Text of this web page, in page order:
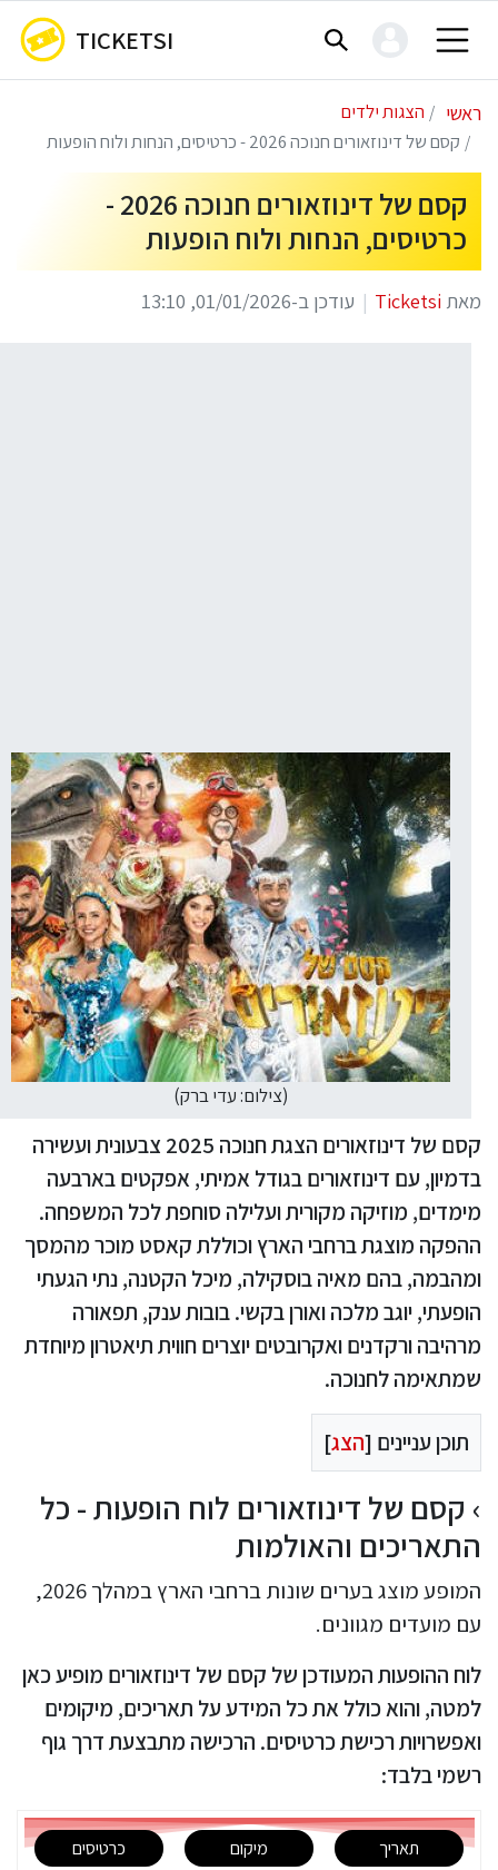
TICKETSI
ראשי
הצגות ילדים
קסם של דינוזאורים חנוכה 2026 - כרטיסים, הנחות ולוח הופעות
קסם של דינוזאורים חנוכה 2026 -
כרטיסים, הנחות ולוח הופעות
מאת Ticketsi עודכן ב-01/01/2026, 13:10
(צילום: עדי ברק)
קסם של דינוזאורים הצגת חנוכה 2025 צבעונית ועשירה
בדמיון, עם דינוזאורים בגודל אמיתי, אפקטים בארבעה
מימדים, מוזיקה מקורית ועלילה סוחפת לכל המשפחה.
ההפקה מוצגת ברחבי הארץ וכוללת קאסט מוכר מהמסך
ומהבמה, בהם מאיה בוסקילה, מיכל הקטנה, נתי הגעתי
הופעתי, יוגב מלכה ואורן בקשי. בובות ענק, תפאורה
מרהיבה ורקדנים ואקרובטים יוצרים חווית תיאטרון מיוחדת
שמתאימה לחנוכה.
תוכן עניינים [הצג]
קסם של דינוזאורים לוח הופעות - כל
התאריכים והאולמות
המופע מוצג בערים שונות ברחבי הארץ במהלך 2026,
עם מועדים מגוונים.
לוח ההופעות המעודכן של קסם של דינוזאורים מופיע כאן
למטה, והוא כולל את כל המידע על תאריכים, מיקומים
ואפשרויות רכישת כרטיסים. הרכישה מתבצעת דרך גוף
רשמי בלבד:
תאריך מיקום כרטיסים